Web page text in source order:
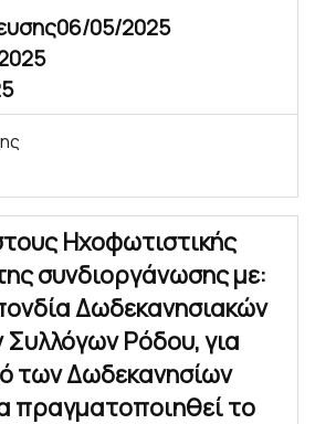
06/05/2025
Ηχοφωτιστικής
συνδιοργάνωσης με:
Δωδεκανησιακών
Ρόδου, για
των Δωδεκανησίων
πραγματοποιηθεί το